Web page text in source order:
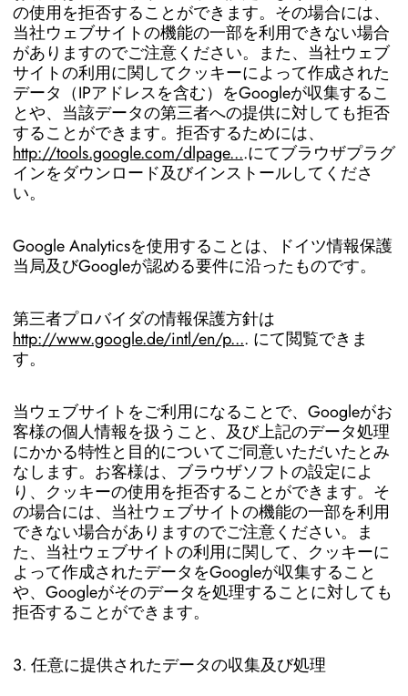
の使用を拒否することができます。その場合には、
当社ウェブサイトの機能の一部を利用できない場合
がありますのでご注意ください。また、当社ウェブ
サイトの利用に関してクッキーによって作成された
データ（IPアドレスを含む）をGoogleが収集するこ
とや、当該データの第三者への提供に対しても拒否
することができます。拒否するためには、
http://tools.google.com/dlpage....にてブラウザプラグ
インをダウンロード及びインストールしてくださ
い。
Google Analyticsを使用することは、ドイツ情報保護
当局及びGoogleが認める要件に沿ったものです。
第三者プロバイダの情報保護方針は
http://www.google.de/intl/en/p.... にて閲覧できま
す。
当ウェブサイトをご利用になることで、Googleがお
客様の個人情報を扱うこと、及び上記のデータ処理
にかかる特性と目的についてご同意いただいたとみ
なします。お客様は、ブラウザソフトの設定によ
り、クッキーの使用を拒否することができます。そ
の場合には、当社ウェブサイトの機能の一部を利用
できない場合がありますのでご注意ください。ま
た、当社ウェブサイトの利用に関して、クッキーに
よって作成されたデータをGoogleが収集すること
や、Googleがそのデータを処理することに対しても
拒否することができます。
3. 任意に提供されたデータの収集及び処理